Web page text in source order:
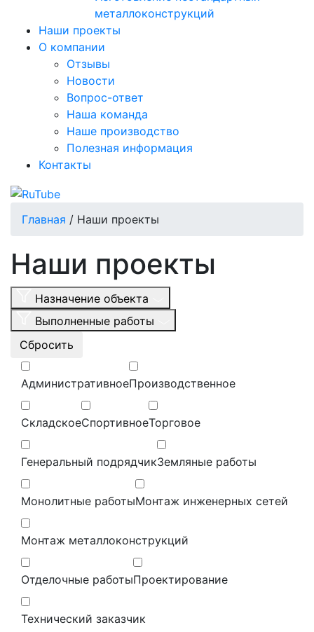
металлоконструкций
Наши проекты
О компании
Отзывы
Новости
Вопрос-ответ
Наша команда
Наше производство
Полезная информация
Контакты
Главная / Наши проекты
Наши проекты
Назначение объекта
Выполненные работы
Сбросить
АдминистративноеПроизводственное
СкладскоеСпортивноеТорговое
Генеральный подрядчикЗемляные работы
Монолитные работыМонтаж инженерных сетей
Монтаж металлоконструкций
Отделочные работыПроектирование
Технический заказчик